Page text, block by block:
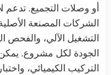
التشغيل الآلي، والفحص
الجودة لكل مشروع.
التركيب الكيميائي،